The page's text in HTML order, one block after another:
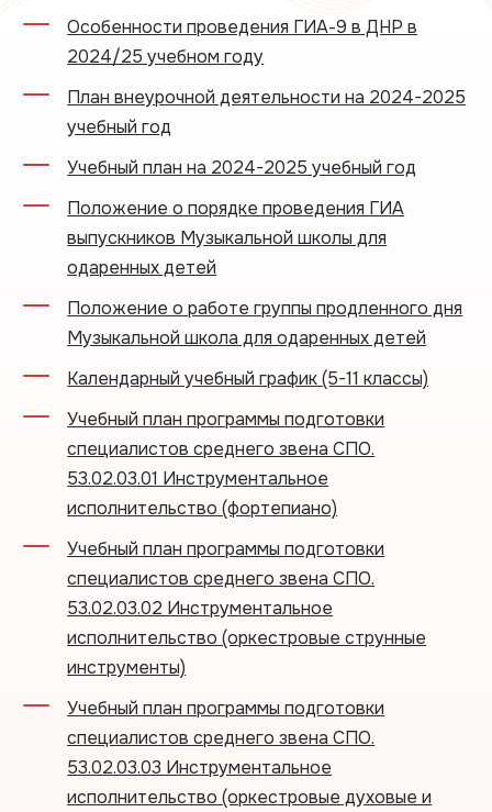
Особенности проведения ГИА-9 в ДНР в
2024/25 учебном году
План внеурочной деятельности на 2024-2025
учебный год
Учебный план на 2024-2025 учебный год
Положение о порядке проведения ГИА
выпускников Музыкальной школы для
одаренных детей
Положение о работе группы продленного дня
Музыкальной школа для одаренных детей
Календарный учебный график (5-11 классы)
Учебный план программы подготовки
специалистов среднего звена СПО.
53.02.03.01 Инструментальное
исполнительство (фортепиано)
Учебный план программы подготовки
специалистов среднего звена СПО.
53.02.03.02 Инструментальное
исполнительство (оркестровые струнные
инструменты)
Учебный план программы подготовки
специалистов среднего звена СПО.
53.02.03.03 Инструментальное
исполнительство (оркестровые духовые и